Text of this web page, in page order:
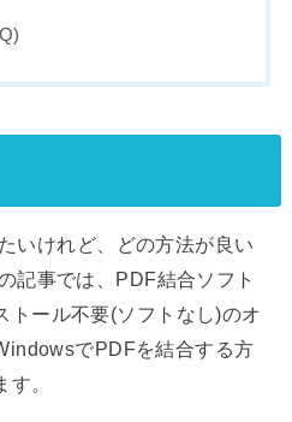
いけれど、どの方法が良い
記事では、PDF結合ソフト
トール不要(ソフトなし)のオ
でPDFを結合する方
。